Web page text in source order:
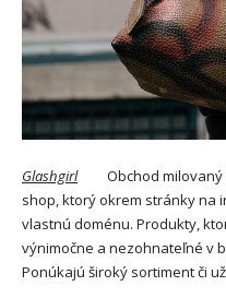
GlashgirlObchod milovaný
shop, ktorý okrem stránky na
vlastnú doménu. Produkty,
výnimočne a nezohnateľné v
Ponúkajú široký sortiment či